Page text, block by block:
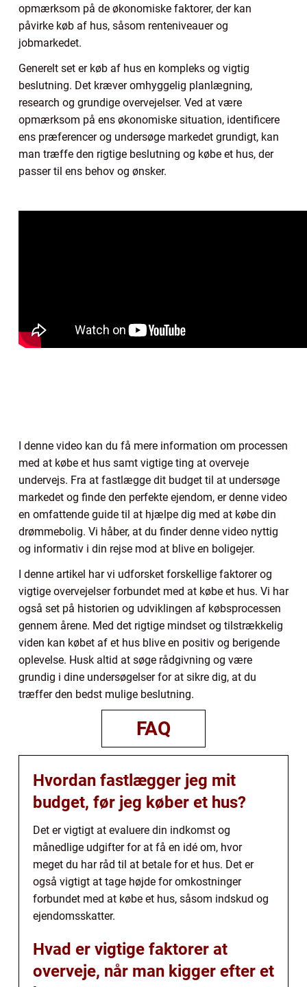
opmærksom på de økonomiske faktorer, der kan
påvirke køb af hus, såsom renteniveauer og
jobmarkedet.
Generelt set er køb af hus en kompleks og vigtig
beslutning. Det kræver omhyggelig planlægning,
research og grundige overvejelser. Ved at være
opmærksom på ens økonomiske situation, identificere
ens præferencer og undersøge markedet grundigt, kan
man træffe den rigtige beslutning og købe et hus, der
passer til ens behov og ønsker.
I denne video kan du få mere information om processen
med at købe et hus samt vigtige ting at overveje
undervejs. Fra at fastlægge dit budget til at undersøge
markedet og finde den perfekte ejendom, er denne video
en omfattende guide til at hjælpe dig med at købe din
drømmebolig. Vi håber, at du finder denne video nyttig
og informativ i din rejse mod at blive en boligejer.
I denne artikel har vi udforsket forskellige faktorer og
vigtige overvejelser forbundet med at købe et hus. Vi har
også set på historien og udviklingen af købsprocessen
gennem årene. Med det rigtige mindset og tilstrækkelig
viden kan købet af et hus blive en positiv og berigende
oplevelse. Husk altid at søge rådgivning og være
grundig i dine undersøgelser for at sikre dig, at du
træffer den bedst mulige beslutning.
FAQ
Hvordan fastlægger jeg mit
budget, før jeg køber et hus?
Det er vigtigt at evaluere din indkomst og
månedlige udgifter for at få en idé om, hvor
meget du har råd til at betale for et hus. Det er
også vigtigt at tage højde for omkostninger
forbundet med at købe et hus, såsom indskud og
ejendomsskatter.
Hvad er vigtige faktorer at
overveje, når man kigger efter et